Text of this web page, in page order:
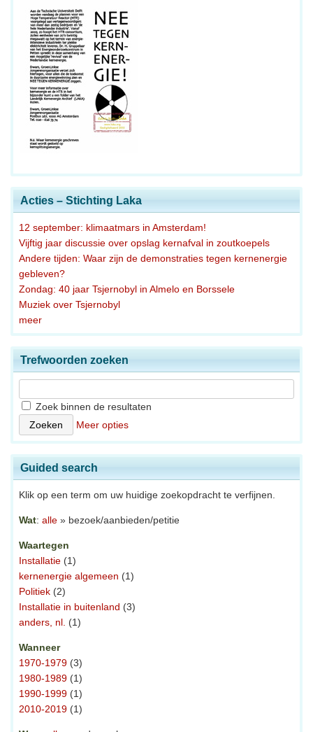
Acties – Stichting Laka
12 september: klimaatmars in Amsterdam!
Vijftig jaar discussie over opslag kernafval in zoutkoepels
Andere tijden: Waar zijn de demonstraties tegen kernenergie
gebleven?
Zondag: 40 jaar Tsjernobyl in Almelo en Borssele
Muziek over Tsjernobyl
meer
Trefwoorden zoeken
Zoek binnen de resultaten
Meer opties
Guided search
Klik op een term om uw huidige zoekopdracht te verfijnen.
Wat: alle » bezoek/aanbieden/petitie
Waartegen
Installatie (1)
kernenergie algemeen (1)
Politiek (2)
Installatie in buitenland (3)
anders, nl. (1)
Wanneer
1970-1979 (3)
1980-1989 (1)
1990-1999 (1)
2010-2019 (1)